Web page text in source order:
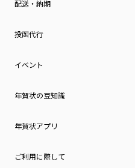
配送・納期
投函代行
イベント
年賀状の豆知識
年賀状アプリ
ご利用に際して